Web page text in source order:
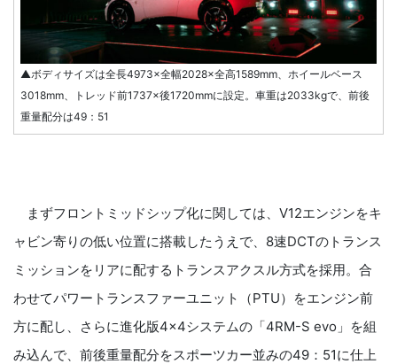
▲ボディサイズは全長4973×全幅2028×全高1589mm、ホイールベース
3018mm、トレッド前1737×後1720mmに設定。車重は2033kgで、前後
重量配分は49：51
まずフロントミッドシップ化に関しては、V12エンジンをキ
ャビン寄りの低い位置に搭載したうえで、8速DCTのトランス
ミッションをリアに配するトランスアクスル方式を採用。合
わせてパワートランスファーユニット（PTU）をエンジン前
方に配し、さらに進化版4×4システムの「4RM-S evo」を組
み込んで、前後重量配分をスポーツカー並みの49：51に仕上